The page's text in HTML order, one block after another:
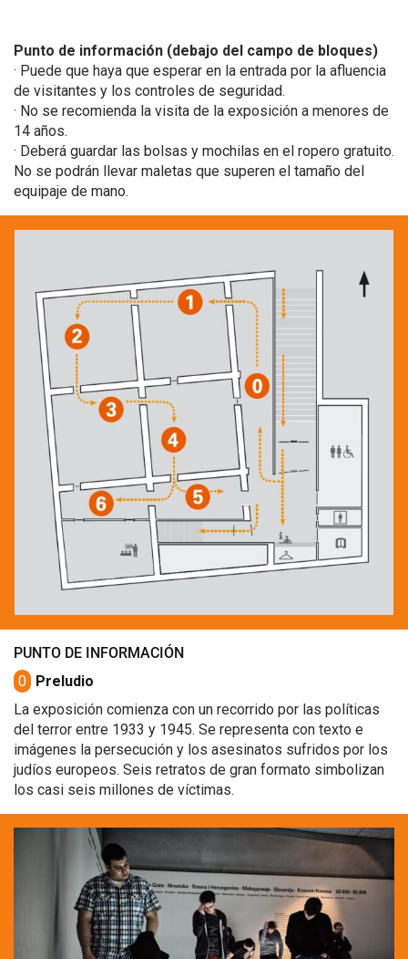
Punto de información (debajo del campo de bloques)
· Puede que haya que esperar en la entrada por la afluencia
de visitantes y los controles de seguridad.
· No se recomienda la visita de la exposición a menores de
14 años.
· Deberá guardar las bolsas y mochilas en el ropero gratuito.
No se podrán llevar maletas que superen el tamaño del
equipaje de mano.
PUNTO DE INFORMACIÓN
0 Preludio
La exposición comienza con un recorrido por las políticas
del terror entre 1933 y 1945. Se representa con texto e
imágenes la persecución y los asesinatos sufridos por los
judíos europeos. Seis retratos de gran formato simbolizan
los casi seis millones de víctimas.